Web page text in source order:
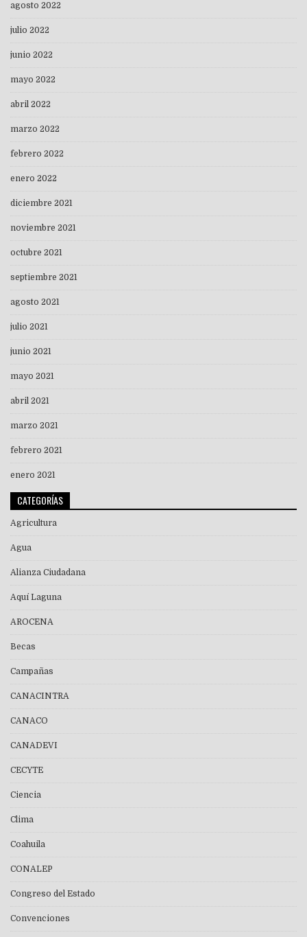
agosto 2022
julio 2022
junio 2022
mayo 2022
abril 2022
marzo 2022
febrero 2022
enero 2022
diciembre 2021
noviembre 2021
octubre 2021
septiembre 2021
agosto 2021
julio 2021
junio 2021
mayo 2021
abril 2021
marzo 2021
febrero 2021
enero 2021
CATEGORÍAS
Agricultura
Agua
Alianza Ciudadana
Aquí Laguna
AROCENA
Becas
Campañas
CANACINTRA
CANACO
CANADEVI
CECYTE
Ciencia
Clima
Coahuila
CONALEP
Congreso del Estado
Convenciones